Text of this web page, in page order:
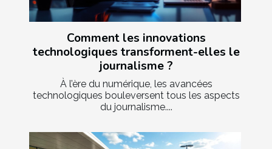
Comment les innovations
technologiques transforment-elles le
journalisme ?
À l’ère du numérique, les avancées
technologiques bouleversent tous les aspects
du journalisme....